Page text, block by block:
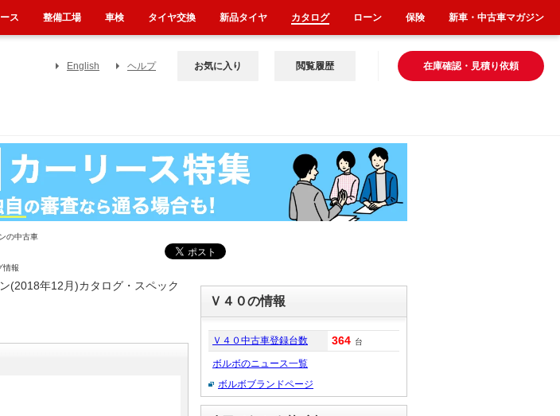
English ヘルプ 在庫確認・見積り依頼
お気に入り 閲覧履歴
の中古車
情報
(2018年12月)カタログ・スペック
Ｖ４０の情報
Ｖ４０中古車登録台数 364 台
ボルボのニュース一覧
ボルボブランドページ
ス 整備工場 車検 タイヤ交換 新品タイヤ カタログ ローン 保険 新車・中古車マガジン